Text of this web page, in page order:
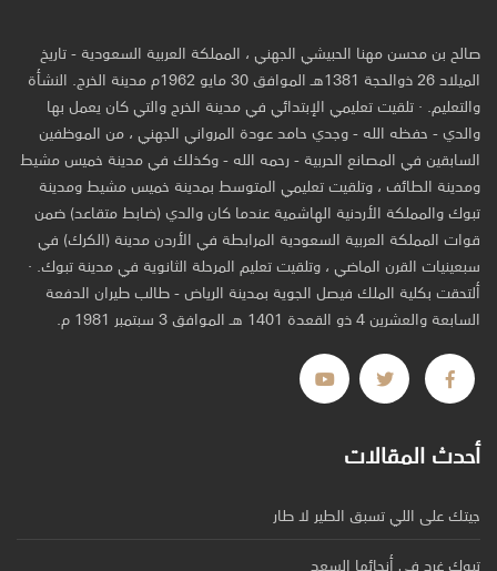
صالح بن محسن مهنا الحبيشي الجهني ، المملكة العربية السعودية - تاريخ
الميلاد 26 ذوالحجة 1381هـ الموافق 30 مايو 1962م مدينة الخرج. النشأة
والتعليم. · تلقيت تعليمي الإبتدائي في مدينة الخرج والتي كان يعمل بها
والدي - حفظه الله - وجدي حامد عودة المرواني الجهني ، من الموظفين
السابقين في المصانع الحربية - رحمه الله - وكذلك في مدينة خميس مشيط
ومدينة الطائف ، وتلقيت تعليمي المتوسط بمدينة خميس مشيط ومدينة
تبوك والمملكة الأردنية الهاشمية عندما كان والدي (ضابط متقاعد) ضمن
قوات المملكة العربية السعودية المرابطة في الأردن مدينة (الكرك) في
سبعينيات القرن الماضي ، وتلقيت تعليم المرحلة الثانوية في مدينة تبوك. ·
ألتحقت بكلية الملك فيصل الجوية بمدينة الرياض - طالب طيران الدفعة
السابعة والعشرين 4 ذو القعدة 1401 هـ الموافق 3 سبتمبر 1981 م.
أحدث المقالات
جيتك على اللي تسبق الطير لا طار
تبوك غرد في أنحائها السعد